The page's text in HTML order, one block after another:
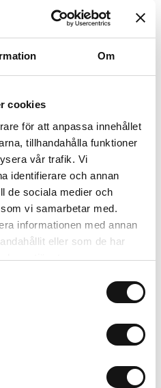
Om
cookies
för att anpassa innehållet
tillhandahålla funktioner
vår trafik. Vi
identifierare och annan
de sociala medier och
vi samarbetar med.
informationen med annan
eller som de har
deras tjänster.
produkter